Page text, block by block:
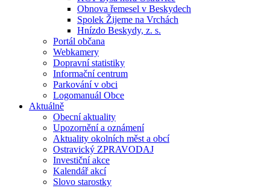
Obnova řemesel v Beskydech
Spolek Žijeme na Vrchách
Hnízdo Beskydy, z. s.
Portál občana
Webkamery
Dopravní statistiky
Informační centrum
Parkování v obci
Logomanuál Obce
Aktuálně
Obecní aktuality
Upozornění a oznámení
Aktuality okolních měst a obcí
Ostravický ZPRAVODAJ
Investiční akce
Kalendář akcí
Slovo starostky